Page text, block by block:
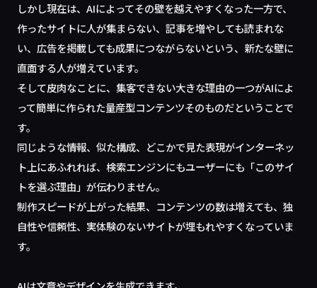
しかし現在は、AIによってその壁を越えやすくなった一方で、
作ったサイトに人が集まらない、記事を増やしても読まれな
い、広告を掲載しても成果につながらないという、新たな壁に
直面する人が増えています。
そして皮肉なことに、集客できない大きな理由の一つがAIによ
って簡単に作られた量産型コンテンツそのものだということで
す。
同じような情報、似た構成、どこかで見た表現がインターネッ
ト上にあふれれば、検索エンジンにもユーザーにも「このサイ
トを選ぶ理由」が伝わりません。
制作スピードが上がった結果、コンテンツの数は増えても、独
自性や信頼性、実体験のないサイトが埋もれやすくなっていま
す。